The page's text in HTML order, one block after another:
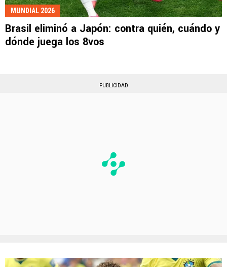
MUNDIAL 2026
Brasil eliminó a Japón: contra quién, cuándo y
dónde juega los 8vos
PUBLICIDAD